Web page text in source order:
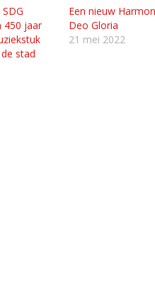
450 jaar
de stad
Een nieuw
Deo Gloria
21 mei 2022